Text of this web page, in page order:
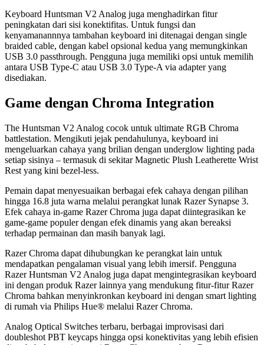
Keyboard Huntsman V2 Analog juga menghadirkan fitur
peningkatan dari sisi konektifitas. Untuk fungsi dan
kenyamanannnya tambahan keyboard ini ditenagai dengan single
braided cable, dengan kabel opsional kedua yang memungkinkan
USB 3.0 passthrough. Pengguna juga memiliki opsi untuk memilih
antara USB Type-C atau USB 3.0 Type-A via adapter yang
disediakan.
Game dengan Chroma Integration
The Huntsman V2 Analog cocok untuk ultimate RGB Chroma
battlestation. Mengikuti jejak pendahulunya, keyboard ini
mengeluarkan cahaya yang brilian dengan underglow lighting pada
setiap sisinya – termasuk di sekitar Magnetic Plush Leatherette Wrist
Rest yang kini bezel-less.
Pemain dapat menyesuaikan berbagai efek cahaya dengan pilihan
hingga 16.8 juta warna melalui perangkat lunak Razer Synapse 3.
Efek cahaya in-game Razer Chroma juga dapat diintegrasikan ke
game-game populer dengan efek dinamis yang akan bereaksi
terhadap permainan dan masih banyak lagi.
Razer Chroma dapat dihubungkan ke perangkat lain untuk
mendapatkan pengalaman visual yang lebih imersif. Pengguna
Razer Huntsman V2 Analog juga dapat mengintegrasikan keyboard
ini dengan produk Razer lainnya yang mendukung fitur-fitur Razer
Chroma bahkan menyinkronkan keyboard ini dengan smart lighting
di rumah via Philips Hue® melalui Razer Chroma.
Analog Optical Switches terbaru, berbagai improvisasi dari
doubleshot PBT keycaps hingga opsi konektivitas yang lebih efisien